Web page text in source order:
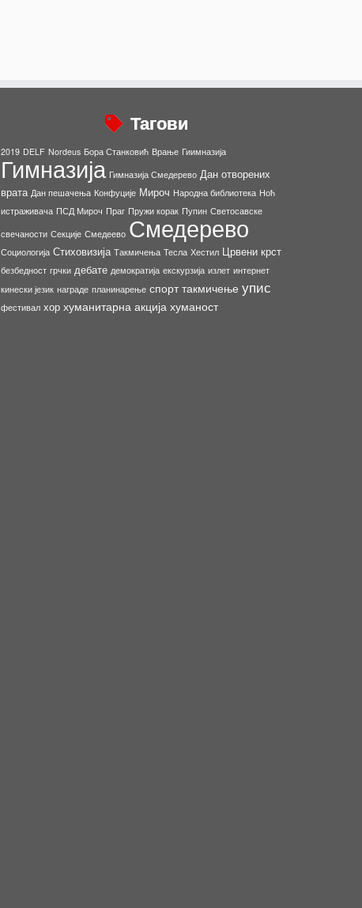
Тагови
2019 DELF Nordeus Бора Станковић Врање Гиимназија
Гимназија Гимназија Смедерево Дан отворених
врата Дан пешачења Конфуције Мироч Народна библиотека Ноћ
истраживача ПСД Мироч Праг Пружи корак Пупин Светосавске
свечаности Секције Смедеево Смедерево
Социологија Стиховизија Такмичења Тесла Хестил Црвени крст
безбедност грчки дебате демократија екскурзија излет интернет
кинески језик награде планинарење спорт такмичење упис
фестивал хор хуманитарна акција хуманост